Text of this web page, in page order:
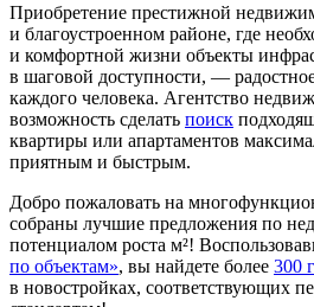
Приобретение престижной
и благоустроенном районе, где
и комфортной жизни объекты
в шаговой доступности, —
каждого человека. Агентство
возможность сделать поиск
квартиры или апартаментов
приятным и быстрым.
Добро пожаловать на
собраны лучшие предложения по
потенциалом роста м²!
по объектам», вы найдете более 300
в новостройках, соответствующих